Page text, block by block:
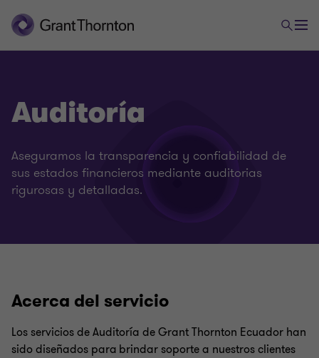
Auditoría
Aseguramos la transparencia y confiabilidad de
sus estados financieros mediante auditorias
rigurosas y detalladas.
Acerca del servicio
Los servicios de Auditoría de Grant Thornton Ecuador han
sido diseñados para brindar soporte a nuestros clientes